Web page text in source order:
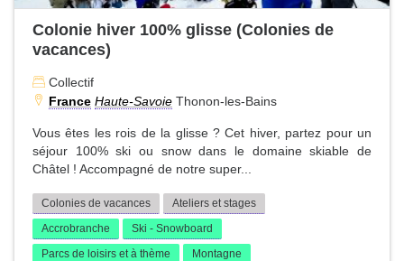
Colonie hiver 100% glisse (Colonies de
vacances)
Collectif
France Haute-Savoie Thonon-les-Bains
Vous êtes les rois de la glisse ? Cet hiver, partez pour un
séjour 100% ski ou snow dans le domaine skiable de
Châtel ! Accompagné de notre super...
Colonies de vacances
Ateliers et stages
Accrobranche
Ski - Snowboard
Parcs de loisirs et à thème
Montagne